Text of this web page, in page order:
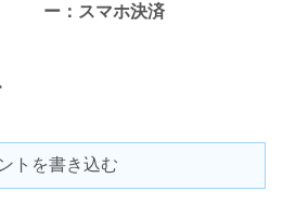
ー：スマホ決済
トを書き込む